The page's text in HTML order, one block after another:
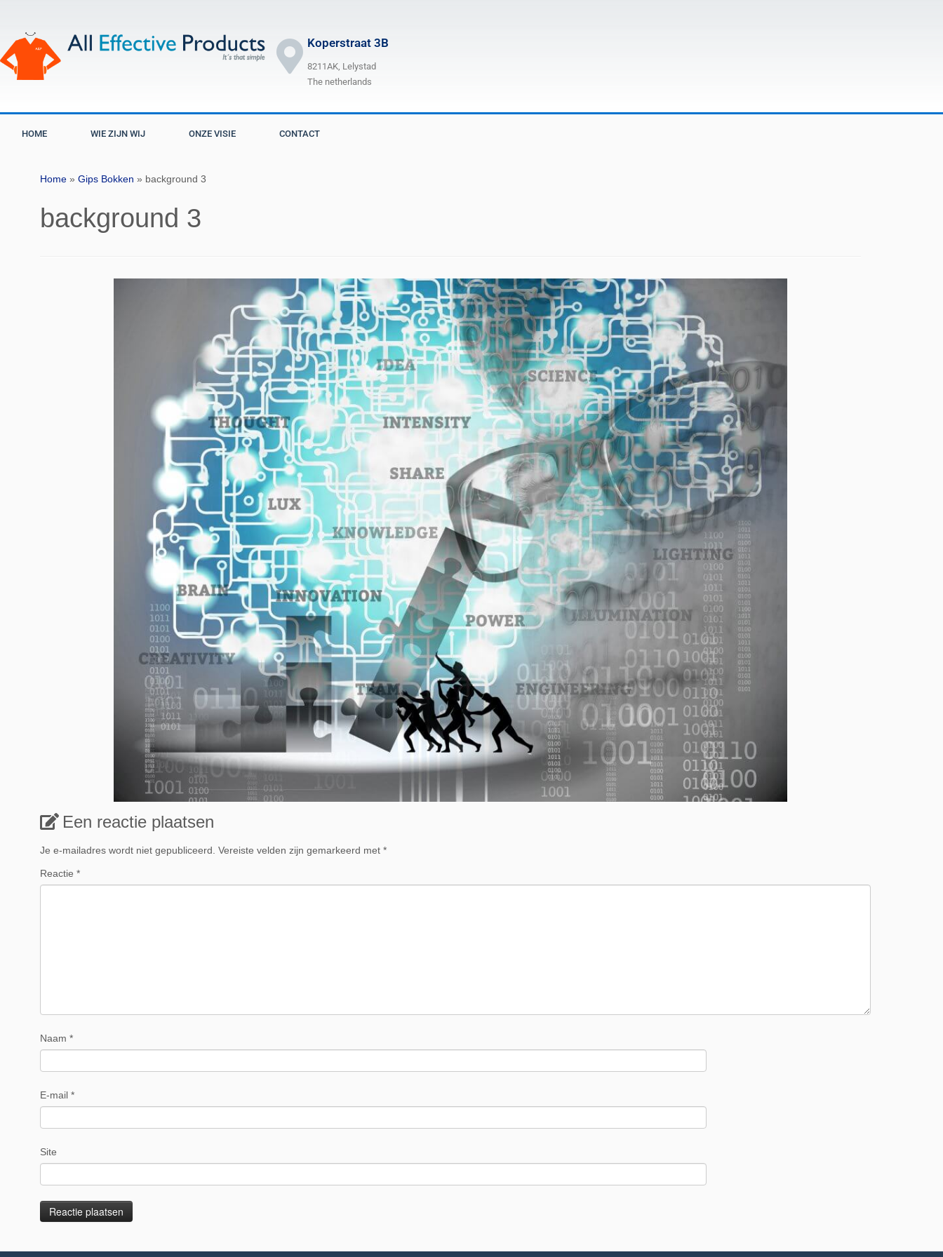
Koperstraat 3B
8211AK, Lelystad
The netherlands
HOME WIE ZIJN WIJ ONZE VISIE CONTACT
Home » Gips Bokken » background 3
background 3
Een reactie plaatsen
Je e-mailadres wordt niet gepubliceerd. Vereiste velden zijn gemarkeerd met *
Reactie *
Naam *
E-mail *
Site